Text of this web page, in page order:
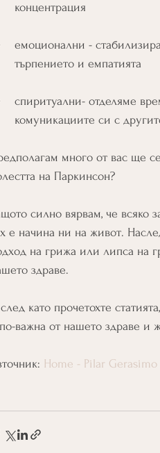
концентрация
емоционални -
търпението и емпатията
спиритуални- отделяме
комуникациите си с
много от вас ще
на Паркинсон?
силно вярвам, че всяко
е начина ни на живот.
на грижа или липса на
здраве.
като прочетохте
важна от нашето здраве и
Home - Pilar Gerasimo